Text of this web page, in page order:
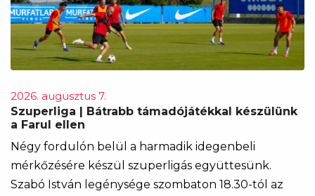
2026. augusztus 7.
Szuperliga | Bátrabb támadójátékkal készülünk
a Farul ellen
Négy fordulón belül a harmadik idegenbeli
mérkőzésére készül szuperligás együttesünk.
Szabó István legénysége szombaton 18.30-tól az